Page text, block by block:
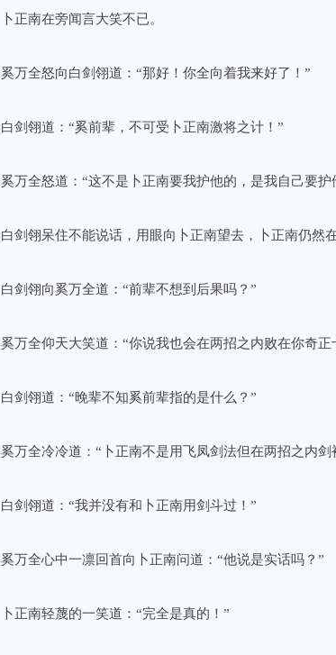
卜正南在旁闻言大笑不已。
奚万全怒向白剑翎道：“那好！你全向着我来好了！”
白剑翎道：“奚前辈，不可受卜正南激将之计！”
奚万全怒道：“这不是卜正南要我护他的，是我自己要护
白剑翎呆住不能说话，用眼向卜正南望去，卜正南仍然
白剑翎向奚万全道：“前辈不想到后果吗？”
奚万全仰天大笑道：“你说我也会在两招之内败在你奇正
白剑翎道：“晚辈不知奚前辈指的是什么？”
奚万全冷冷道：“卜正南不是用飞凤剑法但在两招之内剑
白剑翎道：“我并没有和卜正南用剑斗过！”
奚万全心中一凛回首向卜正南问道：“他说是实话吗？”
卜正南轻蔑的一笑道：“完全是真的！”